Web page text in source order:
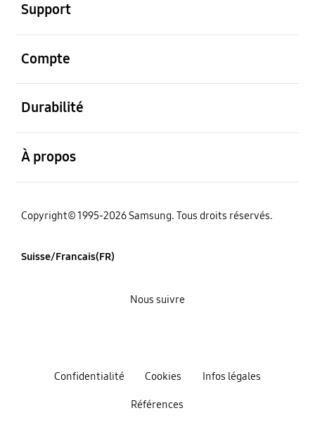
Support
Compte
Durabilité
À propos
Copyright© 1995-2026 Samsung. Tous droits réservés.
Suisse/Francais(FR)
Confidentialité Cookies Infos légales
Références
Nous suivre